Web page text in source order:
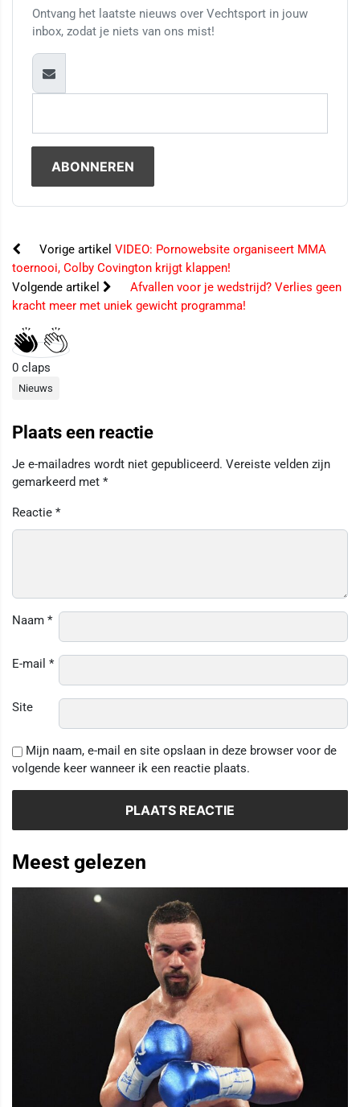
Ontvang het laatste nieuws over Vechtsport in jouw
inbox, zodat je niets van ons mist!
Vorige artikel VIDEO: Pornowebsite organiseert MMA
toernooi, Colby Covington krijgt klappen!
Volgende artikel
Afvallen voor je wedstrijd? Verlies geen
kracht meer met uniek gewicht programma!
0 claps
Nieuws
Plaats een reactie
Je e-mailadres wordt niet gepubliceerd. Vereiste velden zijn
gemarkeerd met *
Reactie *
Naam *
E-mail *
Site
Mijn naam, e-mail en site opslaan in deze browser voor de
volgende keer wanneer ik een reactie plaats.
Meest gelezen